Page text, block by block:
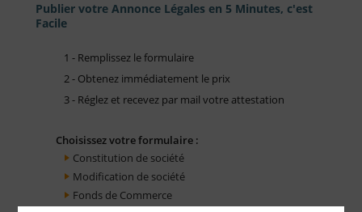
Publier votre Annonce Légales en 5 Minutes, c'est
Facile
1 - Remplissez le formulaire
2 - Obtenez immédiatement le prix
3 - Réglez et recevez par mail votre attestation
Choisissez votre formulaire :
Constitution de société
Modification de société
Fonds de Commerce